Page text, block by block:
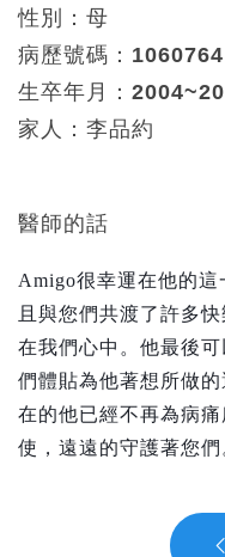
性別：母
病歷號碼：1060764
生卒年月：
家人：李品約
醫師的話
Amigo很幸運在他的這
且與您們共渡了許多
在我們心中。他最後
們體貼為他著想所做
在的他已經不再為病
使，遠遠的守護著您們